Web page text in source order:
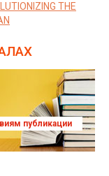
THE
публикации